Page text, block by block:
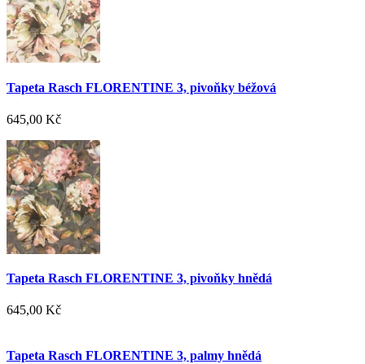
Tapeta Rasch FLORENTINE 3, pivoňky béžová
645,00 Kč
Tapeta Rasch FLORENTINE 3, pivoňky hnědá
645,00 Kč
Tapeta Rasch FLORENTINE 3, palmy hnědá